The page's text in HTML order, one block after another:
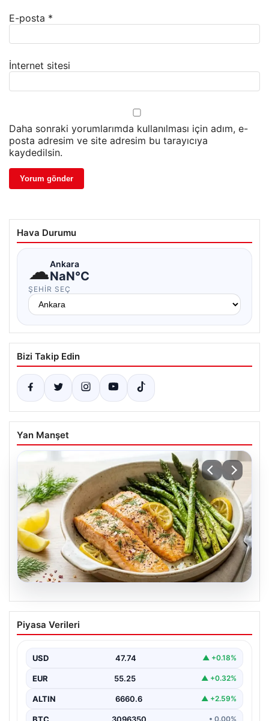
E-posta *
İnternet sitesi
Daha sonraki yorumlarımda kullanılması için adım, e-
posta adresim ve site adresim bu tarayıcıya
kaydedilsin.
Hava Durumu
☁Ankara
NaN°C
ŞEHIR SEÇ
Bizi Takip Edin
Yan Manşet
Hafif, doyurucu ve omega-3 deposu:
Fırında limonlu kuşkonmazlı somon
Piyasa Verileri
USD 47.74 ▲ +0.18%
EUR 55.25 ▲ +0.32%
ALTIN 6660.6 ▲ +2.59%
• 0.00%